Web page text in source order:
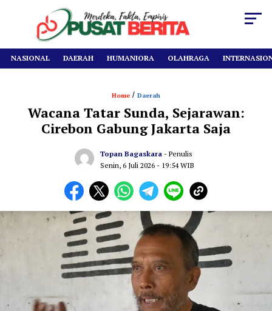
NASIONAL DAERAH HUMANIORA OLAHRAGA
Home / Daerah
Wacana Tatar Sunda, Sejarawan:
Cirebon Gabung Jakarta Saja
Topan Bagaskara - Penulis
Senin, 6 Juli 2026 - 19:54 WIB